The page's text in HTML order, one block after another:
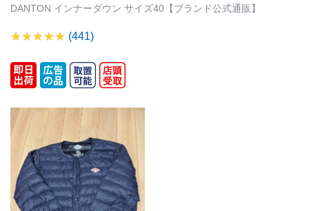
DANTON インナーダウン サイズ40【ブランド公式通販】
(441)